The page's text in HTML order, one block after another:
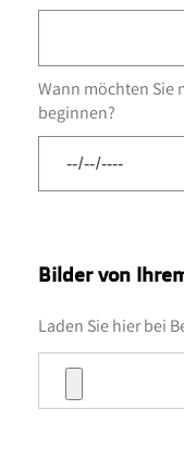
Wann möchten Sie
beginnen?
Bilder von
Laden Sie hier bei